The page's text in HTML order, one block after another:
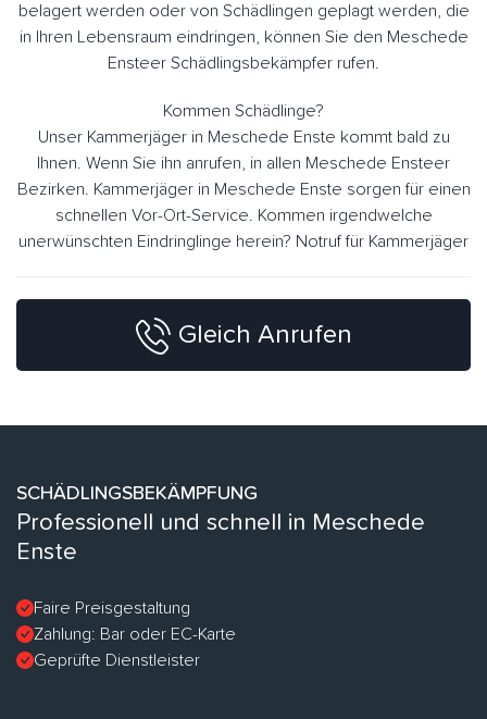
belagert werden oder von Schädlingen geplagt werden, die
in Ihren Lebensraum eindringen, können Sie den Meschede
Ensteer Schädlingsbekämpfer rufen.
Kommen Schädlinge?
Unser Kammerjäger in Meschede Enste kommt bald zu
Ihnen. Wenn Sie ihn anrufen, in allen Meschede Ensteer
Bezirken. Kammerjäger in Meschede Enste sorgen für einen
schnellen Vor-Ort-Service. Kommen irgendwelche
unerwünschten Eindringlinge herein? Notruf für Kammerjäger
Gleich Anrufen
SCHÄDLINGSBEKÄMPFUNG
Professionell und schnell in Meschede
Enste
Faire Preisgestaltung
Zahlung: Bar oder EC-Karte
Geprüfte Dienstleister